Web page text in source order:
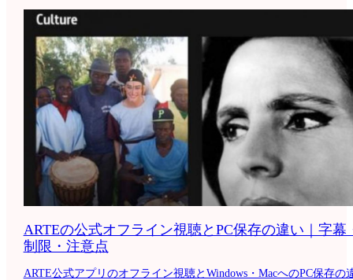
ARTEの公式オフライン視聴とPC保存の違い｜字幕
制限・注意点
ARTE公式アプリのオフライン視聴とWindows・MacへのPC保存の